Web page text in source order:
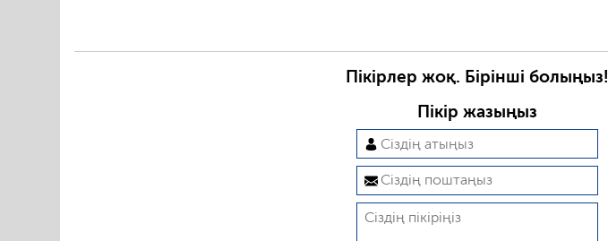
Пікірлер жоқ. Бірінші болыңыз!
Пікір жазыңыз